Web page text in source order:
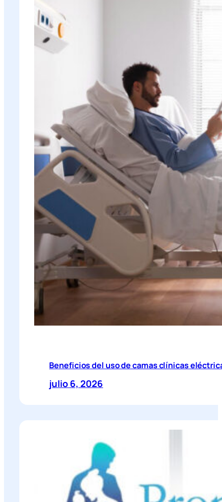
Beneficios del uso de camas clínicas
julio 6, 2026